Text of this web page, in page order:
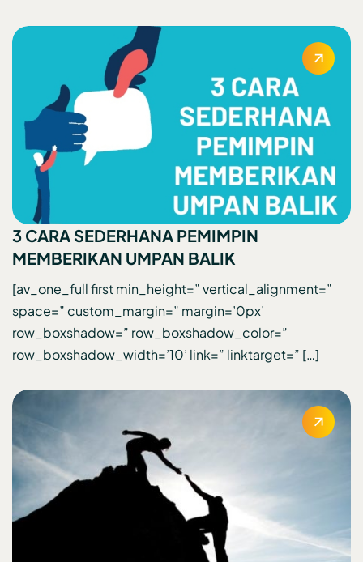
3 CARA SEDERHANA PEMIMPIN
MEMBERIKAN UMPAN BALIK
[av_one_full first min_height=” vertical_alignment=”
space=” custom_margin=” margin=’0px’
row_boxshadow=” row_boxshadow_color=”
row_boxshadow_width=’10’ link=” linktarget=” […]